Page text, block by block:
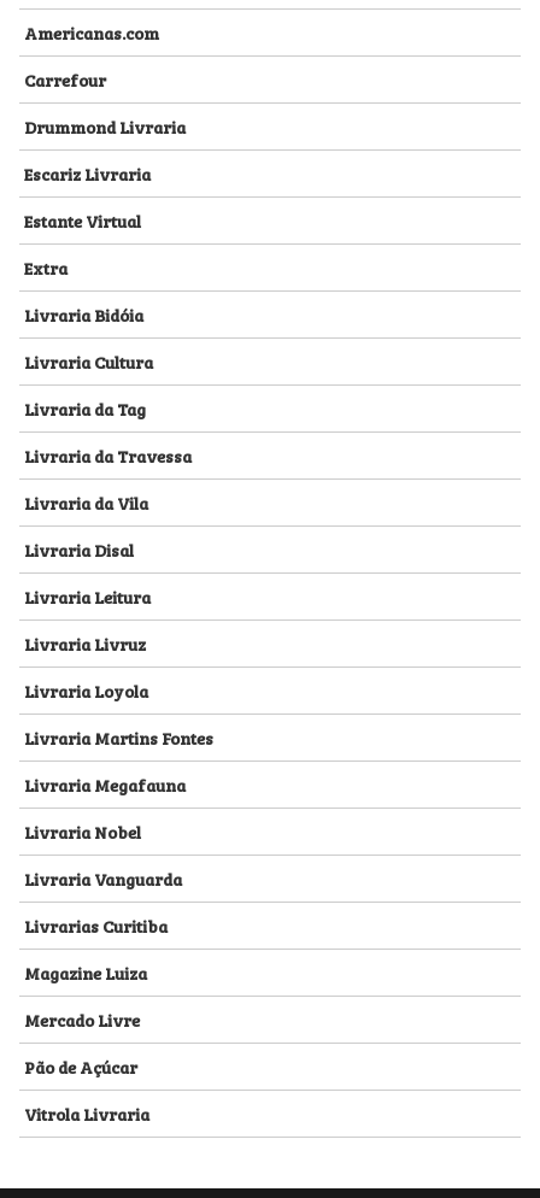
Americanas.com
Carrefour
Drummond Livraria
Escariz Livraria
Estante Virtual
Extra
Livraria Bidóia
Livraria Cultura
Livraria da Tag
Livraria da Travessa
Livraria da Vila
Livraria Disal
Livraria Leitura
Livraria Livruz
Livraria Loyola
Livraria Martins Fontes
Livraria Megafauna
Livraria Nobel
Livraria Vanguarda
Livrarias Curitiba
Magazine Luiza
Mercado Livre
Pão de Açúcar
Vitrola Livraria